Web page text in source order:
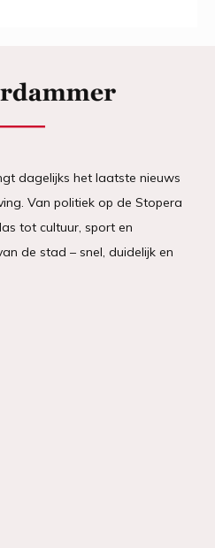
dagelijks het laatste nieuws
Van politiek op de Stopera
tot cultuur, sport en
de stad – snel, duidelijk en